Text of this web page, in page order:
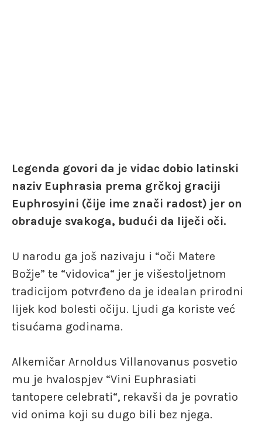
Legenda govori da je vidac dobio latinski
naziv Euphrasia prema grčkoj graciji
Euphrosyini (čije ime znači radost) jer on
obraduje svakoga, budući da liječi oči.
U narodu ga još nazivaju i “oči Matere
Božje” te “vidovica“ jer je višestoljetnom
tradicijom potvrđeno da je idealan prirodni
lijek kod bolesti očiju. Ljudi ga koriste već
tisućama godinama.
Alkemičar Arnoldus Villanovanus posvetio
mu je hvalospjev “Vini Euphrasiati
tantopere celebrati“, rekavši da je povratio
vid onima koji su dugo bili bez njega.